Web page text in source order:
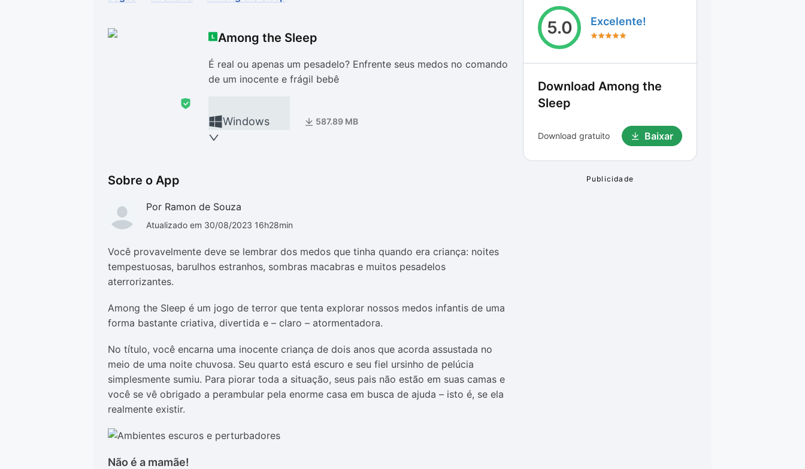
Among the Sleep
É real ou apenas um pesadelo? Enfrente seus medos no comando
de um inocente e frágil bebê
Windows 587.89 MB
Sobre o App
Por Ramon de Souza
Atualizado em 30/08/2023 16h28min
Você provavelmente deve se lembrar dos medos que tinha quando era criança: noites
tempestuosas, barulhos estranhos, sombras macabras e muitos pesadelos
aterrorizantes.
Among the Sleep é um jogo de terror que tenta explorar nossos medos infantis de uma
forma bastante criativa, divertida e – claro – atormentadora.
No título, você encarna uma inocente criança de dois anos que acorda assustada no
meio de uma noite chuvosa. Seu quarto está escuro e seu fiel ursinho de pelúcia
simplesmente sumiu. Para piorar toda a situação, seus pais não estão em suas camas e
você se vê obrigado a perambular pela enorme casa em busca de ajuda – isto é, se ela
realmente existir.
Não é a mamãe!
5.0 Excelente!
Download Among the
Sleep
Download gratuito Baixar